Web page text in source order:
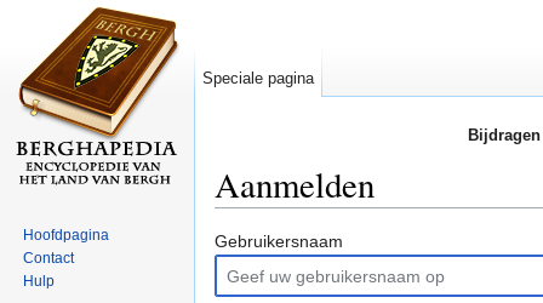
Aanmelden
Gebruikersnaam
Speciale pagina
Hoofdpagina
Contact
Hulp